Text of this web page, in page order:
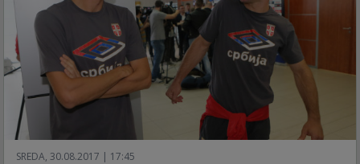
SREDA, 30.08.2017 | 17:45